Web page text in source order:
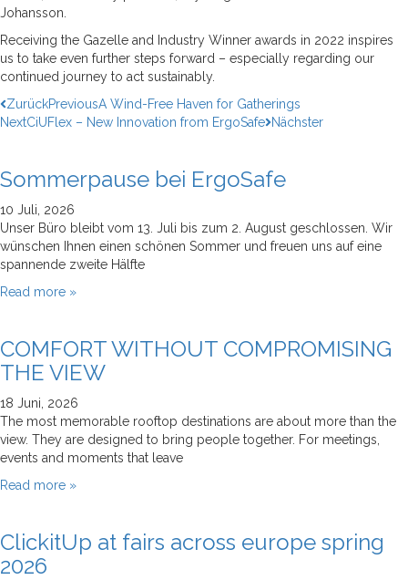
Johansson.
Receiving the Gazelle and Industry Winner awards in 2022 inspires
us to take even further steps forward – especially regarding our
continued journey to act sustainably.
ZurückPreviousA Wind-Free Haven for Gatherings
NextCiUFlex – New Innovation from ErgoSafe Nächster
Sommerpause bei ErgoSafe
10 Juli, 2026
Unser Büro bleibt vom 13. Juli bis zum 2. August geschlossen. Wir
wünschen Ihnen einen schönen Sommer und freuen uns auf eine
spannende zweite Hälfte
Read more »
COMFORT WITHOUT COMPROMISING
THE VIEW
18 Juni, 2026
The most memorable rooftop destinations are about more than the
view. They are designed to bring people together. For meetings,
events and moments that leave
Read more »
ClickitUp at fairs across europe spring
2026
Dachinstallation mit höhenverstellbarer
Erweiterbare Glasgeländer
Glasgeländer, die mit höhenverstellbarem
Windschutz aufgerüstet werden können.
Freistehende Glasgeländer
mit Pflanzkasten oder Sitzbank.
Für Profis
Über uns
Händler
Dachinstallation mit höhenverstellbarer
Erweiterbare Glasgeländer
Glasgeländer, die mit höhenverstellbarem
Windschutz aufgerüstet werden können.
Freistehende Glasgeländer
mit Pflanzkasten oder Sitzbank.
Für Profis
Über uns
Händler
Dachinstallation mit höhenverstellbarer
Erweiterbare Glasgeländer
Glasgeländer, die mit höhenverstellbarem
Windschutz aufgerüstet werden können.
Freistehende Glasgeländer
mit Pflanzkasten oder Sitzbank.
Für Profis
Über uns
Händler
Dachinstallation mit höhenverstellbarer
Erweiterbare Glasgeländer
Glasgeländer, die mit höhenverstellbarem
Windschutz aufgerüstet werden können.
Freistehende Glasgeländer
mit Pflanzkasten oder Sitzbank.
Für Profis
Über uns
Händler